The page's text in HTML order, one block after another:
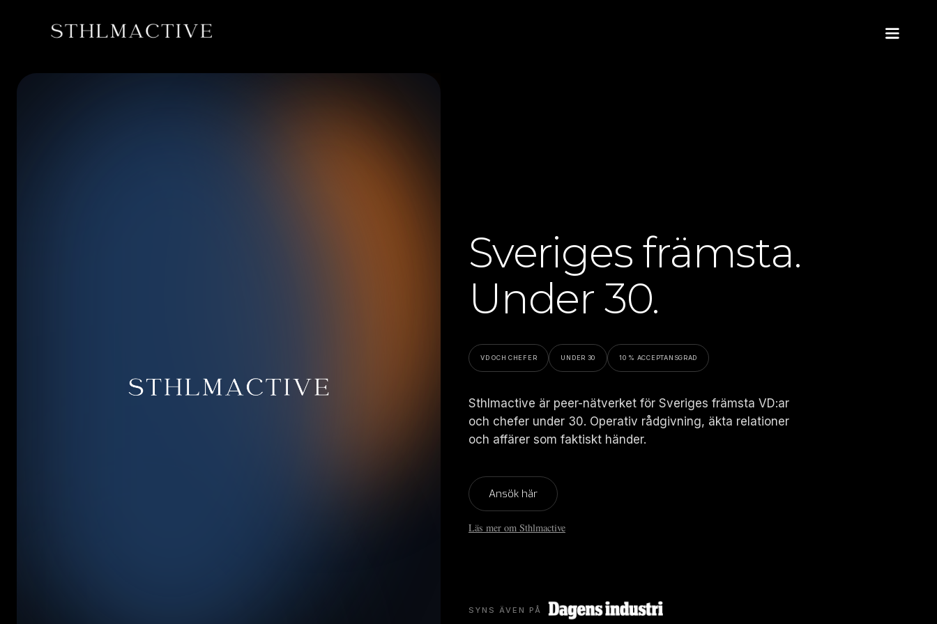
Sveriges främsta.
Under 30.
VD OCH CHEFER UNDER 30 10 % ACCEPTANSGRAD
Sthlmactive är peer-nätverket för Sveriges främsta VD:ar
och chefer under 30. Operativ rådgivning, äkta relationer
och affärer som faktiskt händer.
Ansök här
Läs mer om Sthlmactive
SYNS ÄVEN PÅ